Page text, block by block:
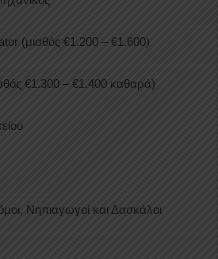
(μισθός €1.200 – €1.600)
€1.300 – €1.400 καθαρά)
Νηπιαγωγοί και Δασκάλοι